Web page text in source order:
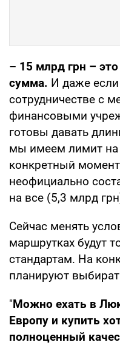
– 15 млрд грн –
сумма. И даже если
сотрудничестве с
финансовыми
готовы давать
мы имеем лимит на
конкретный
неофициально
на все (5,3 млрд
Сейчас менять
маршрутках будут
стандартам. На
планируют
"Можно ехать в
Европу и купить
полноценный